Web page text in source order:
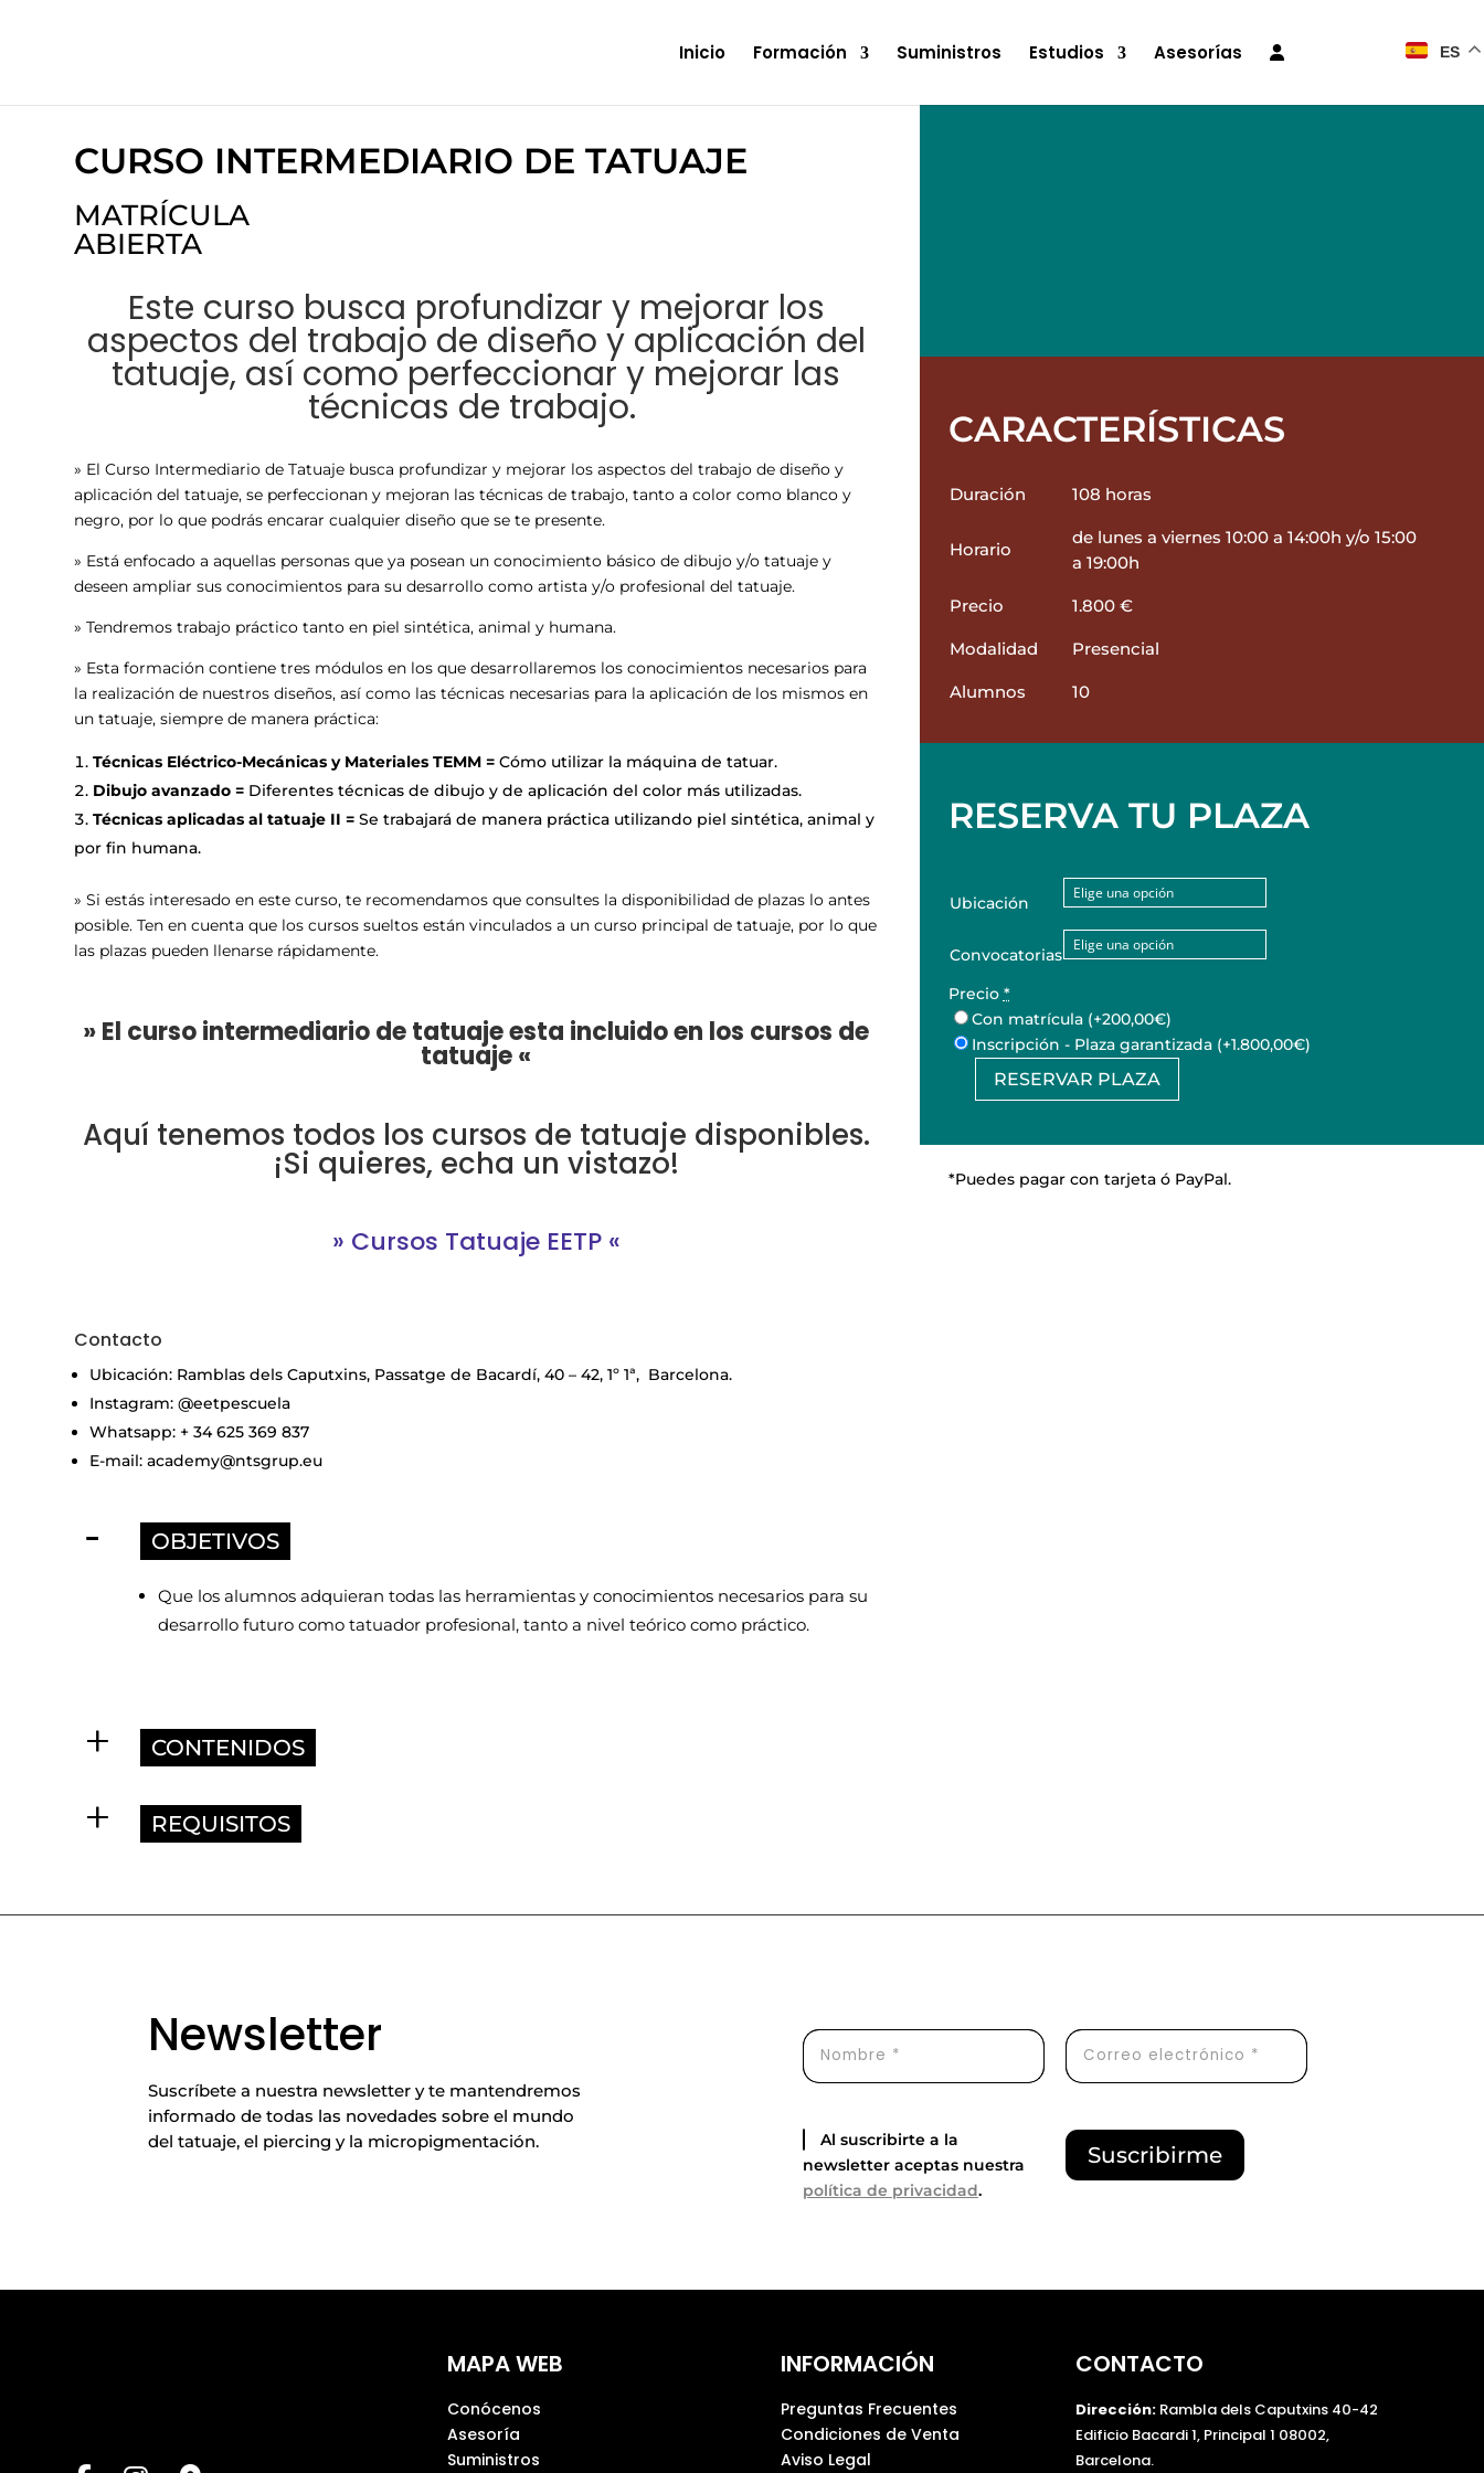
Inicio Formación Suministros Estudios Asesorías ES
CURSO INTERMEDIARIO DE TATUAJE
MATRÍCULA
ABIERTA
Este curso busca profundizar y mejorar los
aspectos del trabajo de diseño y aplicación del
tatuaje, así como perfeccionar y mejorar las
técnicas de trabajo.
» El Curso Intermediario de Tatuaje busca profundizar y mejorar los aspectos del trabajo de diseño y
aplicación del tatuaje, se perfeccionan y mejoran las técnicas de trabajo, tanto a color como blanco y
negro, por lo que podrás encarar cualquier diseño que se te presente.
» Está enfocado a aquellas personas que ya posean un conocimiento básico de dibujo y/o tatuaje y
deseen ampliar sus conocimientos para su desarrollo como artista y/o profesional del tatuaje.
» Tendremos trabajo práctico tanto en piel sintética, animal y humana.
» Esta formación contiene tres módulos en los que desarrollaremos los conocimientos necesarios para
la realización de nuestros diseños, así como las técnicas necesarias para la aplicación de los mismos en
un tatuaje, siempre de manera práctica:
Técnicas Eléctrico-Mecánicas y Materiales TEMM =Cómo utilizar la máquina de tatuar.
Dibujo avanzado = Diferentes técnicas de dibujo y de aplicación del color más utilizadas.
Técnicas aplicadas al tatuaje II =Se trabajará de manera práctica utilizando piel sintética, animal y
por fin humana.
» Si estás interesado en este curso, te recomendamos que consultes la disponibilidad de plazas lo antes
posible. Ten en cuenta que los cursos sueltos están vinculados a un curso principal de tatuaje, por lo que
las plazas pueden llenarse rápidamente.
» El curso intermediario de tatuaje esta incluido en los cursos de
tatuaje «
Aquí tenemos todos los cursos de tatuaje disponibles.
¡Si quieres, echa un vistazo!
» Cursos Tatuaje EETP «
Contacto
Ubicación: Ramblas dels Caputxins, Passatge de Bacardí, 40 – 42, 1º 1ª, Barcelona.
Instagram: @eetpescuela
Whatsapp: + 34 625 369 837
E-mail: academy@ntsgrup.eu
OBJETIVOS
Que los alumnos adquieran todas las herramientas y conocimientos necesarios para su
desarrollo futuro como tatuador profesional, tanto a nivel teórico como práctico.
CONTENIDOS
REQUISITOS
CARACTERÍSTICAS
Duración 108 horas
Horario
de lunes a viernes 10:00 a 14:00h y/o 15:00
a 19:00h
Precio 1.800 €
Modalidad Presencial
Alumnos 10
RESERVA TU PLAZA
Ubicación
Convocatorias
Precio *
Con matrícula (+200,00€)
Inscripción - Plaza garantizada (+1.800,00€)
de
cantidad
RESERVAR PLAZA
*Puedes pagar con tarjeta ó PayPal.
Newsletter
Suscríbete a nuestra newsletter y te mantendremos
informado de todas las novedades sobre el mundo
del tatuaje, el piercing y la micropigmentación.
Al suscribirte a la
newsletter aceptas nuestra
política de privacidad.
P
o
o
d
a
Suscribirme
MAPA WEB
Conócenos
Asesoría
Suministros
INFORMACIÓN
Preguntas Frecuentes
Condiciones de Venta
Aviso Legal
CONTACTO
Dirección: Rambla dels Caputxins 40-42
Edificio Bacardi 1, Principal 1 08002,
Barcelona.